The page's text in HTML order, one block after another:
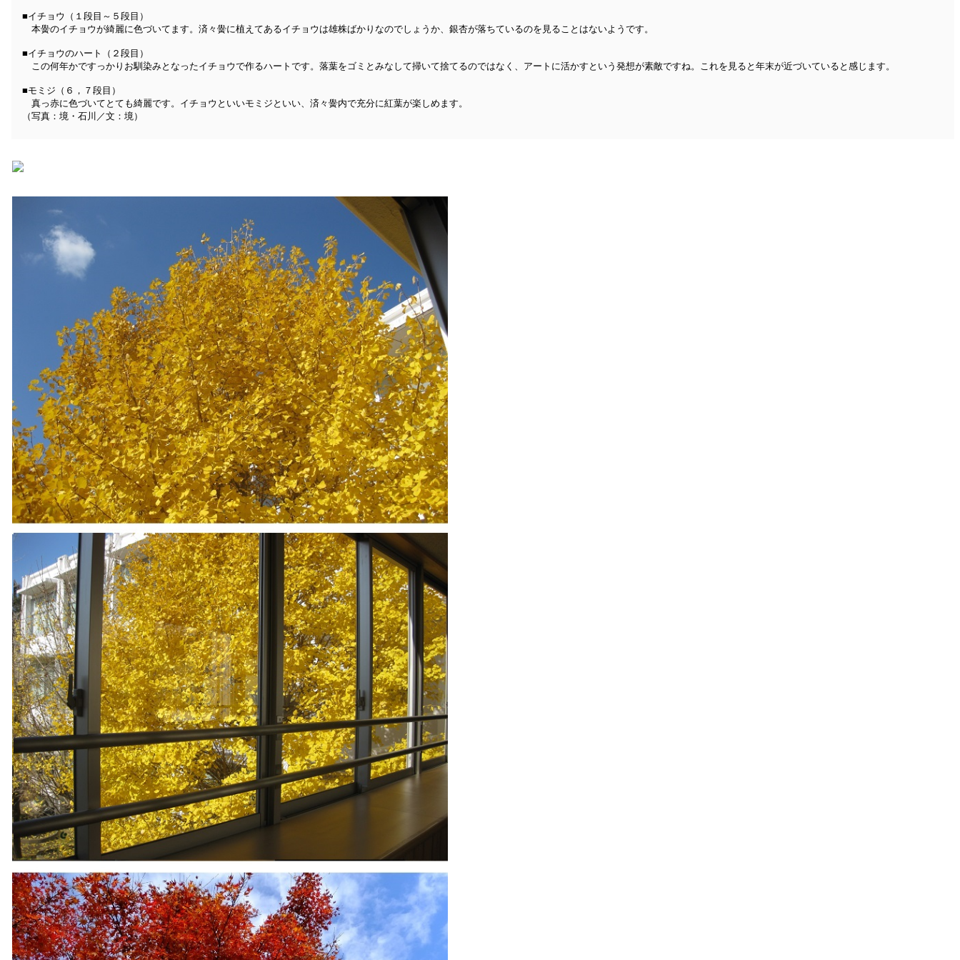
■イチョウ（１段目～５段目）
本黌のイチョウが綺麗に色づいてます。済々黌に植えてあるイチョウは雄株ばかりなのでしょうか、銀杏が落ちているのを見ることはないようです。
■イチョウのハート（２段目）
この何年かですっかりお馴染みとなったイチョウで作るハートです。落葉をゴミとみなして掃いて捨てるのではなく、アートに活かすという発想が素敵ですね。これを見ると年末が近づいていると感じます。
■モミジ（６，７段目）
真っ赤に色づいてとても綺麗です。イチョウといいモミジといい、済々黌内で充分に紅葉が楽しめます。
（写真：境・石川／文：境）